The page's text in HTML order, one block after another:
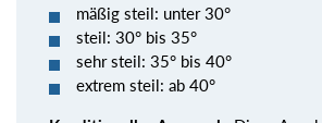
mäßig steil: unter 30°
steil: 30° bis 35°
sehr steil: 35° bis 40°
extrem steil: ab 40°